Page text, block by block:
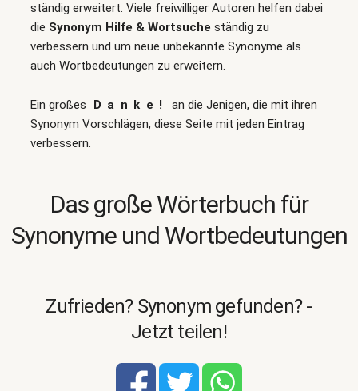
ständig erweitert. Viele freiwilliger Autoren helfen dabei
die Synonym Hilfe & Wortsuche ständig zu
verbessern und um neue unbekannte Synonyme als
auch Wortbedeutungen zu erweitern.
Ein großes Danke!
an die Jenigen, die mit ihren
Synonym Vorschlägen, diese Seite mit jeden Eintrag
verbessern.
Das große Wörterbuch für
Synonyme und Wortbedeutungen
Zufrieden? Synonym gefunden? -
Jetzt teilen!